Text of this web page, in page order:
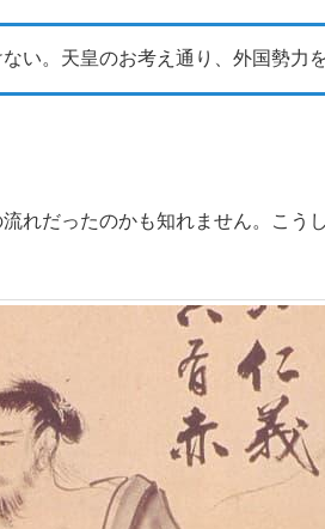
い。天皇のお考え通り、外国勢力
れだったのかも知れません。こう